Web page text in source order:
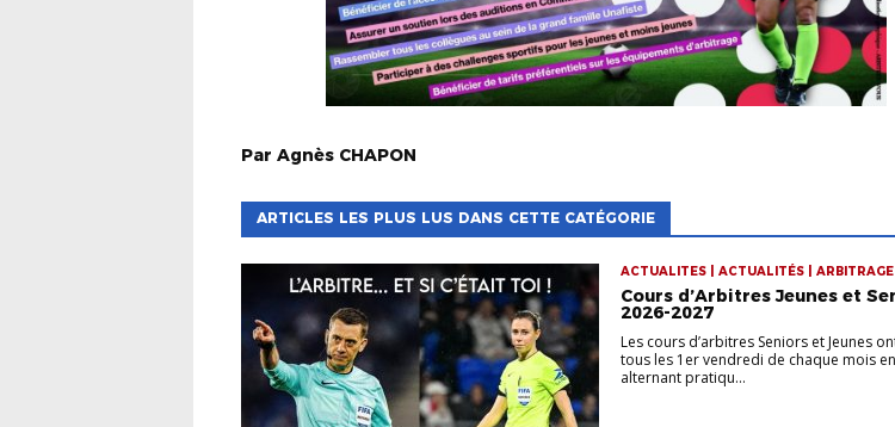
Par Agnès CHAPON
ARTICLES LES PLUS LUS DANS CETTE CATÉGORIE
ACTUALITES | ACTUALITÉS | ARBITRAGE
Cours d’Arbitres Jeunes et
2026-2027
Les cours d’arbitres Seniors et Jeunes
tous les 1er vendredi de chaque mois en
alternant pratiqu...